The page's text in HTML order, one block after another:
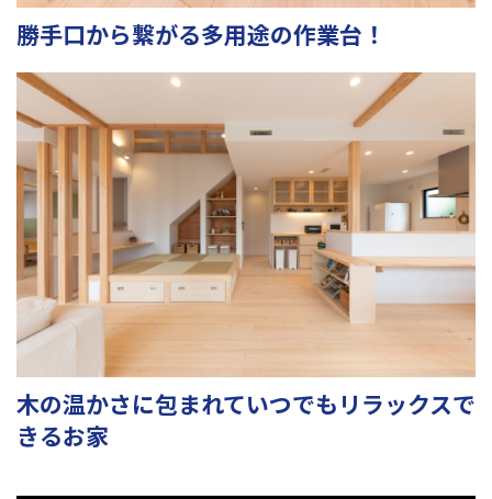
勝手口から繋がる多用途の作業台！
木の温かさに包まれていつでもリラックスで
きるお家